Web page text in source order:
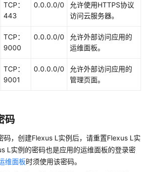
TCP：
443
0.0.0.0/0
允许使用HTTPS协议
访问云服务器。
TCP：
9000
0.0.0.0/0
允许外部访问应用的
运维面板。
TCP：
9001
0.0.0.0/0
允许外部访问应用的
管理页面。
码
码，创建Flexus L实例后，请重置Flexus L实
L实例的密码也是应用的运维面板的登录密
维面板时须使用该密码。